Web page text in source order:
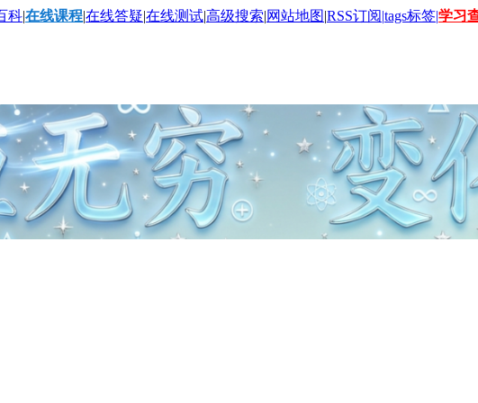
科|在线课程|在线答疑|在线测试|高级搜索|网站地图|RSS订阅|tags标签|学习